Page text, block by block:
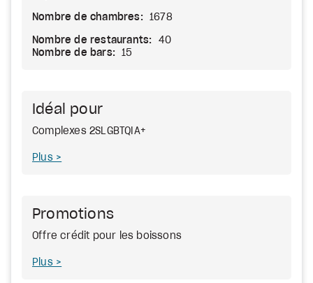
Nombre de chambres: 1678
Nombre de restaurants:
40
Nombre de bars:
15
Idéal pour
Complexes 2SLGBTQIA+
Plus
Promotions
Offre crédit pour les boissons
Plus